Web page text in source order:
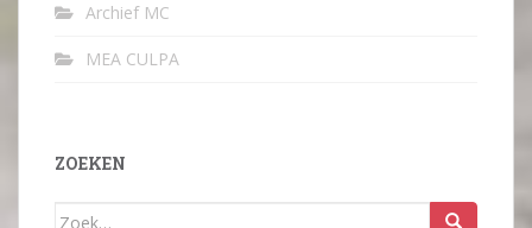
Archief MC
MEA CULPA
ZOEKEN
Zoek